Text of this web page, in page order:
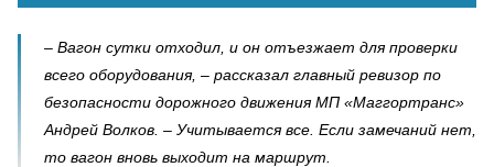
– Вагон сутки отходил, и он отъезжает для проверки
всего оборудования, – рассказал главный ревизор по
безопасности дорожного движения МП «Маггортранс»
Андрей Волков. – Учитывается все. Если замечаний нет,
то вагон вновь выходит на маршрут.